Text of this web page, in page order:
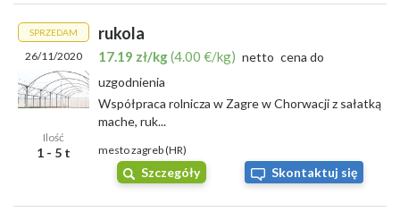
SPRZEDAM
26/11/2020
Ilość
1 - 5 t
rukola
17.19 zł/kg(4.00 €/kg) netto cena do
uzgodnienia
Współpraca rolnicza w Zagre w Chorwacji z sałatką
mache, ruk...
mesto zagreb (HR)
Szczegóły Skontaktuj się